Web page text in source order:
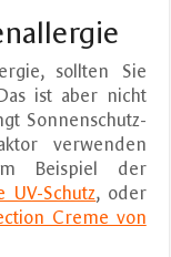
sollten Sie
ist aber nicht
Sonnenschutz-
verwenden
Beispiel der
UV-Schutz, oder
Creme von